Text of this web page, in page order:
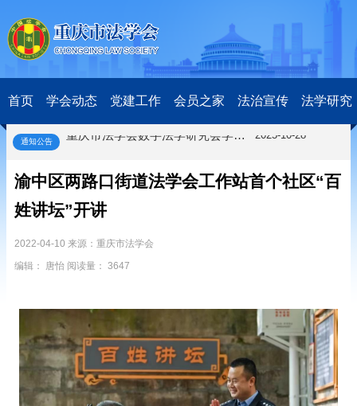
首页 学会动态 党建工作 会员之家 法治宣传 法学研究
通知公告
关于开展第十一届“全国杰出青年法学家”评选表彰活动的通知 2026-03-18
研究阐释党的二十届四中全会和中央全面依法治国工作会议精神专项课题立项公示公告 2026-02-28
关于研究阐释党的二十届四中全会和中央全面依法治国工作会议精神专项课题申报工作的通知 2025-12-07
中央政法委印发通知要求学习宣传重庆检察未成年人保护工作团队代表先进事迹 2025-09-30
关于学习运用普法专栏节目《说法》的通知 2025-09-08
会议预告 | 中国法学会法学期刊研究会2025年年会将在重庆召开 2025-03-12
关于开展第十一届“全国杰出青年法学家”评选表彰活动的通知 2026-03-18
研究阐释党的二十届四中全会和中央全面依法治国工作会议精神专项课题立项公示公告 2026-02-28
关于研究阐释党的二十届四中全会和中央全面依法治国工作会议精神专项课题申报工作的通知 2025-12-07
第七届“中国—东盟法治论坛”11月20日至22日在渝举办2025-11-18
渝中区两路口街道法学会工作站首个社区“百
姓讲坛”开讲
2022-04-10 来源：重庆市法学会
编辑： 唐怡 阅读量： 3647